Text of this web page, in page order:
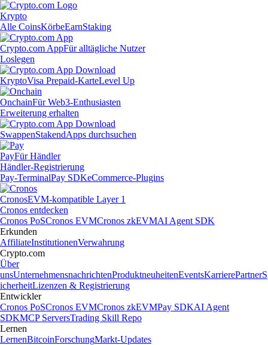
Krypto
Alle CoinsKörbeEarnStaking
Crypto.com AppFür alltägliche Nutzer
Loslegen
KryptoVisa Prepaid-KarteLevel Up
OnchainFür Web3-Enthusiasten
Erweiterung erhalten
SwappenStakendApps durchsuchen
PayFür Händler
Händler-Registrierung
Pay-TerminalPay SDKeCommerce-Plugins
CronosEVM-kompatible Layer 1
Cronos entdecken
Cronos PoSCronos EVMCronos zkEVMAI Agent SDK
Erkunden
AffiliateInstitutionenVerwahrung
Crypto.com
Über
unsUnternehmensnachrichtenProduktneuheitenEventsKarrierePartnerS
icherheitLizenzen & Registrierung
Entwickler
Cronos PoSCronos EVMCronos zkEVMPay SDKAI Agent
SDKMCP ServersTrading Skill Repo
Lernen
LernenBitcoinForschungMarkt-Updates